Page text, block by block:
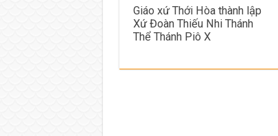
Giáo xứ Thới Hòa thành lập
Xứ Đoàn Thiếu Nhi Thánh
Thể Thánh Piô X